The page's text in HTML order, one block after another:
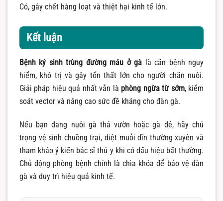
Có, gây chết hàng loạt và thiệt hại kinh tế lớn.
Kết luận
Bệnh ký sinh trùng đường máu ở gà là căn bệnh nguy
hiểm, khó trị và gây tổn thất lớn cho người chăn nuôi.
Giải pháp hiệu quả nhất vẫn là phòng ngừa từ sớm, kiểm
soát vector và nâng cao sức đề kháng cho đàn gà.
Nếu bạn đang nuôi gà thả vườn hoặc gà đẻ, hãy chú
trọng vệ sinh chuồng trại, diệt muỗi dĩn thường xuyên và
tham khảo ý kiến bác sĩ thú y khi có dấu hiệu bất thường.
Chủ động phòng bệnh chính là chìa khóa để bảo vệ đàn
gà và duy trì hiệu quả kinh tế.